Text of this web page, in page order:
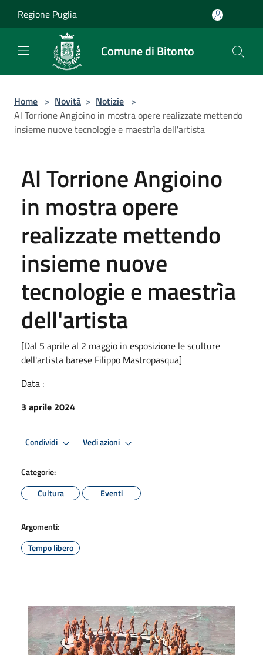
Regione Puglia
Comune di Bitonto
Home > Novità > Notizie >
Al Torrione Angioino in mostra opere realizzate mettendo
insieme nuove tecnologie e maestrìa dell'artista
Al Torrione Angioino
in mostra opere
realizzate mettendo
insieme nuove
tecnologie e maestrìa
dell'artista
[Dal 5 aprile al 2 maggio in esposizione le sculture
dell'artista barese Filippo Mastropasqua]
Data :
3 aprile 2024
Condividi Vedi azioni
Categorie:
Cultura
Eventi
Argomenti:
Tempo libero